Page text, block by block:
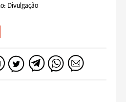
Divulgação